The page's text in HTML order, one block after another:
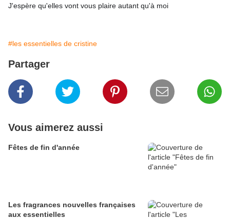
J'espère qu'elles vont vous plaire autant qu'à moi
#les essentielles de cristine
Partager
Vous aimerez aussi
Fêtes de fin d'année
Les fragrances nouvelles françaises
aux essentielles